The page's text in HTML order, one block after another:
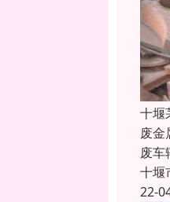
十堰
废金
废车
十堰
22-